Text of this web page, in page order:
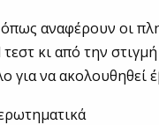
όπως αναφέρουν οι
κι από την
για να ακολουθηθεί